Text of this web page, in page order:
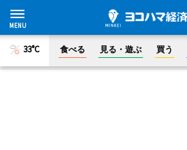
33°C 食べる 見る・遊ぶ 買う